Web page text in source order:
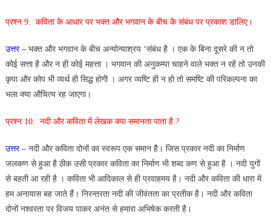
प्रश्न 9. कविता के आधार पर भक्त और भगवान के बीच के संबंध पर प्रकाश डालिए।
उत्तर –भक्त और भगवान के बीच अन्योन्याश्रय ‘संबंध है । एक के बिना दूसरे की न तो
कोई सत्ता है और न ही कोई महत्ता । भगवान की अनुकम्पा चाहने वाले भक्त न रहें तो उनकी
कृपा और कोप भी व्यर्थ ही सिद्ध होगी । अगर व्यष्टि ही न हो तो समष्टि की परिकल्पना का
भला क्या औचित्य रह जाएगा।
प्रश्न 10. नदी और कविता में लेखक क्या समानता पाता है ?
उत्तर –नदी और कविता दोनों का स्वरूप एक समान है। जिस प्रकार नदी का निर्माण
जलकण से हुआ है ठीक उसी प्रकार कविता का निर्माण भी शब्द कण से हुआ है । नदी युगों
से बहती आ रही है । कविता भी आदिकाल से ही प्रवाहमय है। नदी और कविता की धारा में
हम अनायास बह जाते हैं। निरन्तरता नदी की जीवंतता का प्रतीक है। नदी और कविता
दोनों नश्वरता पर विजय पाकर अनंत से हमारा अभिषेक करती है।